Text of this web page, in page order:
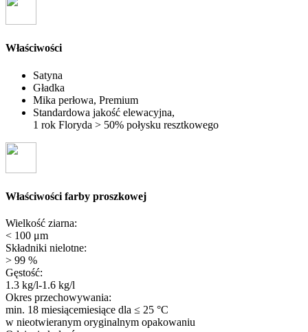
Właściwości
Satyna
Gładka
Mika perłowa, Premium
Standardowa jakość elewacyjna,
1 rok Floryda > 50% połysku resztkowego
Właściwości farby proszkowej
Wielkość ziarna:
< 100 μm
Składniki nielotne:
> 99 %
Gęstość:
1.3 kg/l-1.6 kg/l
Okres przechowywania:
min. 18 miesiącemiesiące dla ≤ 25 °C
w nieotwieranym oryginalnym opakowaniu